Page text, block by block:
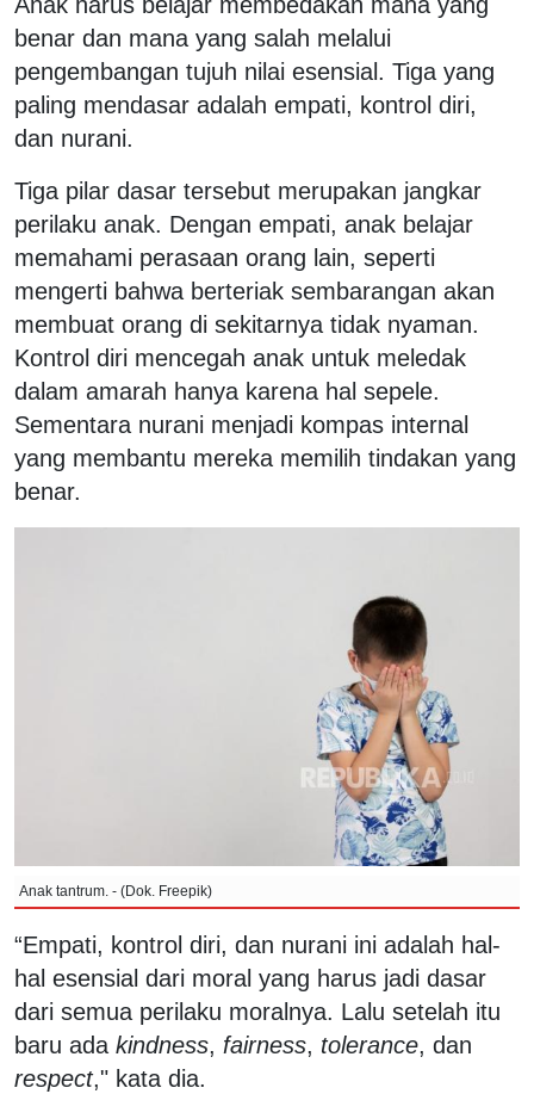
benar dan mana yang salah melalui
pengembangan tujuh nilai esensial. Tiga yang
paling mendasar adalah empati, kontrol diri,
dan nurani.
Tiga pilar dasar tersebut merupakan jangkar
perilaku anak. Dengan empati, anak belajar
memahami perasaan orang lain, seperti
mengerti bahwa berteriak sembarangan akan
membuat orang di sekitarnya tidak nyaman.
Kontrol diri mencegah anak untuk meledak
dalam amarah hanya karena hal sepele.
Sementara nurani menjadi kompas internal
yang membantu mereka memilih tindakan yang
benar.
Anak tantrum. - (Dok. Freepik)
“Empati, kontrol diri, dan nurani ini adalah hal-
hal esensial dari moral yang harus jadi dasar
dari semua perilaku moralnya. Lalu setelah itu
baru ada kindness, fairness, tolerance, dan
respect," kata dia.